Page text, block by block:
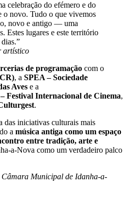
celebração do efémero e do
o novo. Tudo o que vivemos
novo e antigo — uma
Estes lugares e este território
artístico
de programação com o
, a SPEA – Sociedade
Aves e a
Festival Internacional de Cinema,
.
das iniciativas culturais mais
a música antiga como um espaço
entre tradição, arte e
a-Nova como um verdadeiro palco
Municipal de Idanha-a-